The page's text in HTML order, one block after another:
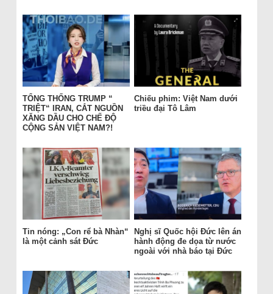
TỔNG THỐNG TRUMP “
TRIỆT“ IRAN, CẮT NGUỒN
XĂNG DẦU CHO CHẾ ĐỘ
CỘNG SẢN VIỆT NAM?!
Chiếu phim: Việt Nam dưới
triều đại Tô Lâm
Tin nóng: „Con rể bà Nhàn“
là một cảnh sát Đức
Nghị sĩ Quốc hội Đức lên án
hành động đe dọa từ nước
ngoài với nhà báo tại Đức